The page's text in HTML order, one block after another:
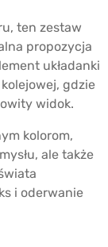
ten zestaw
propozycja
układanki
gdzie
widok.
kolorom,
ale także
i oderwanie